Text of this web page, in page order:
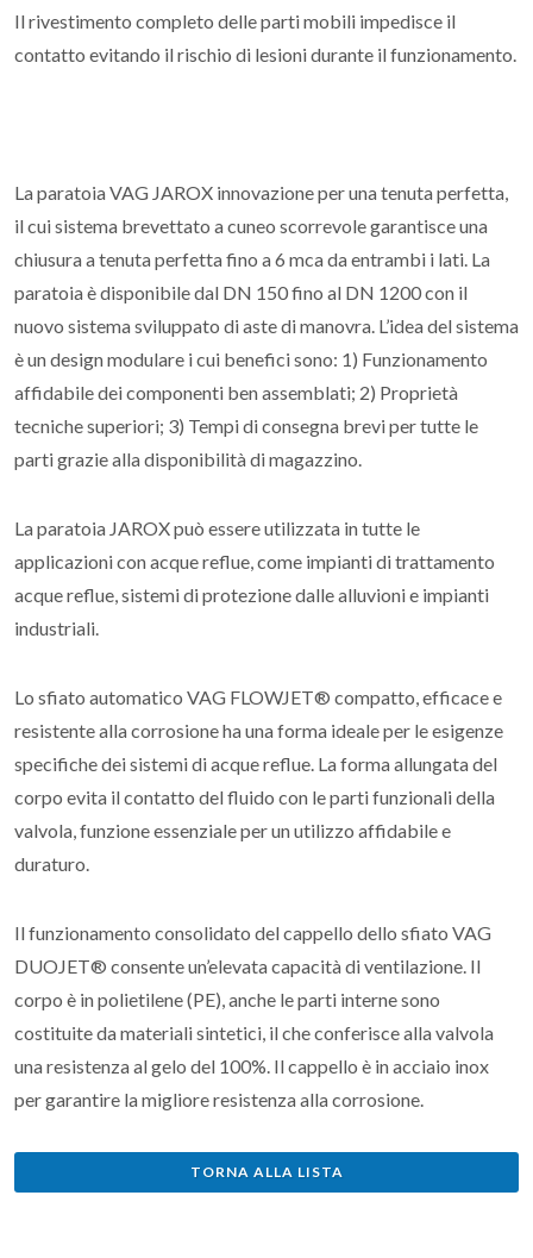
Il rivestimento completo delle parti mobili impedisce il
contatto evitando il rischio di lesioni durante il funzionamento.
La paratoia VAG JAROX innovazione per una tenuta perfetta,
il cui sistema brevettato a cuneo scorrevole garantisce una
chiusura a tenuta perfetta fino a 6 mca da entrambi i lati. La
paratoia è disponibile dal DN 150 fino al DN 1200 con il
nuovo sistema sviluppato di aste di manovra. L’idea del sistema
è un design modulare i cui benefici sono: 1) Funzionamento
affidabile dei componenti ben assemblati; 2) Proprietà
tecniche superiori; 3) Tempi di consegna brevi per tutte le
parti grazie alla disponibilità di magazzino.
La paratoia JAROX può essere utilizzata in tutte le
applicazioni con acque reflue, come impianti di trattamento
acque reflue, sistemi di protezione dalle alluvioni e impianti
industriali.
Lo sfiato automatico VAG FLOWJET® compatto, efficace e
resistente alla corrosione ha una forma ideale per le esigenze
specifiche dei sistemi di acque reflue. La forma allungata del
corpo evita il contatto del fluido con le parti funzionali della
valvola, funzione essenziale per un utilizzo affidabile e
duraturo.
Il funzionamento consolidato del cappello dello sfiato VAG
DUOJET® consente un’elevata capacità di ventilazione. Il
corpo è in polietilene (PE), anche le parti interne sono
costituite da materiali sintetici, il che conferisce alla valvola
una resistenza al gelo del 100%. Il cappello è in acciaio inox
per garantire la migliore resistenza alla corrosione.
TORNA ALLA LISTA